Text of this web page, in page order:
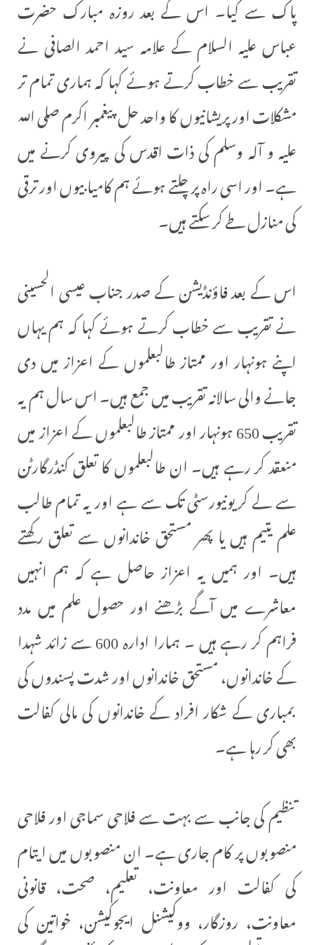
پاک سے کیا۔ اس کے بعد روزہ مبارک حضرت
عباس علیہ السلام کے علامہ سید احمد الصافی نے
تقریب سے خطاب کرتے ہوئے کہا کہ ہماری تمام تر
مشکلات اور پریشانیوں کا واحد حل پیغمبر اکرم صلی اللہ
علیہ و آلہ وسلم کی ذات اقدس کی پیروی کرنے میں
ہے۔ اور اسی راہ پر چلتے ہوئے ہم کامیابیوں اور ترقی
کی منازل طے کر سکتے ہیں۔
اس کے بعد فاؤنڈیشن کے صدر جناب عیسی الحسینی
نے تقریب سے خطاب کرتے ہوئے کہا کہ ہم یہاں
اپنے ہونہار اور ممتاز طالبعلموں کے اعزاز میں دی
جانے والی سالانہ تقریب میں جمع ہیں۔ اس سال ہم یہ
تقریب 650 ہونہار اور ممتاز طالبعلموں کے اعزاز میں
منعقد کر رہے ہیں۔ ان طالبعلموں کا تعلق کنڈرگارٹن
سے لے کر یونیورسٹی تک سے ہے اور یہ تمام طالب
علم یتیم ہیں یا پھر مستحق خاندانوں سے تعلق رکھتے
ہیں۔ اور ہمیں یہ اعزاز حاصل ہے کہ ہم انہیں
معاشرے میں آگے بڑھنے اور حصول علم میں مدد
فراہم کر رہے ہیں ۔ ہمارا ادارہ 600 سے زائد شہدا
کے خاندانوں، مستحق خاندانوں اور شدت پسندوں کی
بمباری کے شکار افراد کے خاندانوں کی مالی کفالت
بھی کر رہا ہے۔
تنظیم کی جانب سے بہت سے فلاحی سماجی اور فلاحی
منصوبوں پر کام جاری ہے۔ ان منصوبوں میں ایتام
کی کفالت اور معاونت، تعلیم، صحت، قانونی
معاونت، روزگار، ووکیشنل ایجوکیشن، خواتین کی